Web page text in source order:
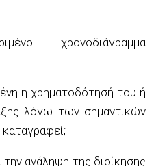
χρονοδιάγραμμα
η χρηματοδότησή του ή
λόγω των σημαντικών
την ανάληψη της διοίκησης